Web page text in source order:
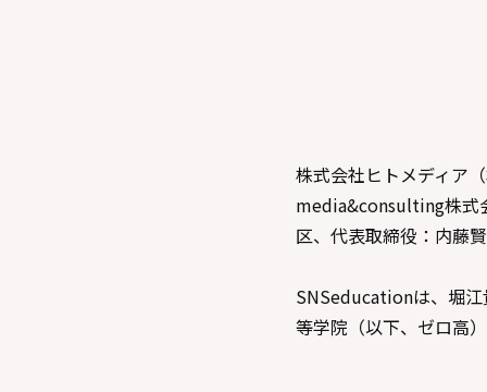
株式会社ヒトメディア
media&consulting株式
区、代表取締役：内藤
SNSeducationは、堀
等学院（以下、ゼロ高